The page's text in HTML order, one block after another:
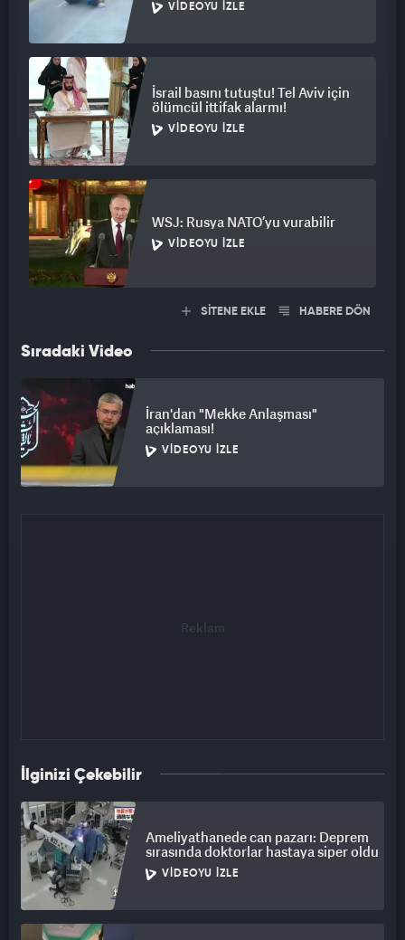
VIDEOYU İZLE
İsrail basını tutuştu! Tel Aviv için
ölümcül ittifak alarmı!
VIDEOYU İZLE
WSJ: Rusya NATO’yu vurabilir
VIDEOYU İZLE
SİTENE EKLE HABERE DÖN
Sıradaki Video
İran'dan "Mekke Anlaşması"
açıklaması!
VIDEOYU İZLE
İlginizi Çekebilir
Ameliyathanede can pazarı: Deprem
sırasında doktorlar hastaya siper oldu
VIDEOYU İZLE